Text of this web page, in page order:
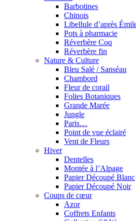
Barbotines
Chinois
Libellule d’après
Pots à pharmacie
Réverbère Coq
Réverbère fin
Nature & Culture
Bleu Salé / Sanséau
Chambord
Fleur de corail
Folies Botaniques
Grande Marée
Jungle
Paris…
Point de vue éclairé
Vent de Fleurs
Hiver
Dentelles
Montée à l’Alpage
Papier Découpé Blanc
Papier Découpé Noir
Coups de cœur
Azor
Coffrets Enfants